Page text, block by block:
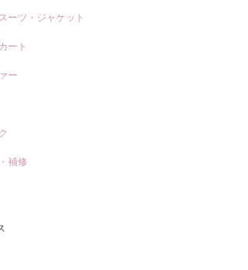
ーツ・ジャケット
ート
ー
補修